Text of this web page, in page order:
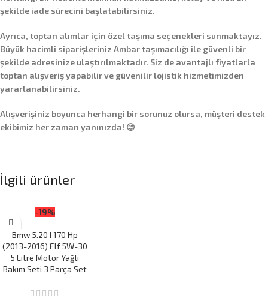
şekilde iade sürecini başlatabilirsiniz.
Ayrıca, toptan alımlar için özel taşıma seçenekleri sunmaktayız.
Büyük hacimli siparişleriniz Ambar taşımacılığı ile güvenli bir
şekilde adresinize ulaştırılmaktadır. Siz de avantajlı fiyatlarla
toptan alışveriş yapabilir ve güvenilir lojistik hizmetimizden
yararlanabilirsiniz.
Alışverişiniz boyunca herhangi bir sorunuz olursa, müşteri destek
ekibimiz her zaman yanınızda! 😊
İlgili ürünler
-19%
Bmw 5.20 I 170 Hp
(2013-2016) Elf 5W-30
5 Litre Motor Yağlı
Bakım Seti 3 Parça Set